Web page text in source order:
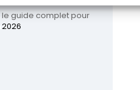
le guide complet pour
2026